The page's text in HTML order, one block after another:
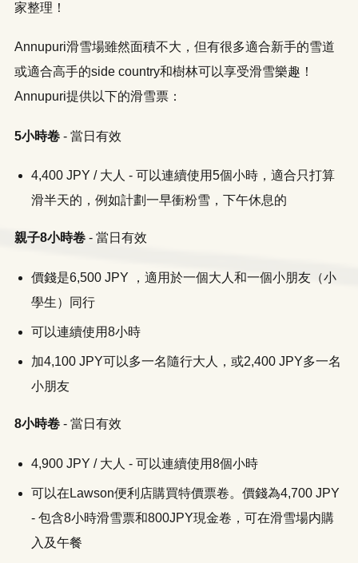
家整理！
Annupuri滑雪場雖然面積不大，但有很多適合新手的雪道
或適合高手的side country和樹林可以享受滑雪樂趣！
Annupuri提供以下的滑雪票：
5小時卷- 當日有效
4,400 JPY / 大人 - 可以連續使用5個小時，適合只打算
滑半天的，例如計劃一早衝粉雪，下午休息的
親子8小時卷- 當日有效
價錢是6,500 JPY ，適用於一個大人和一個小朋友（小
學生）同行
可以連續使用8小時
加4,100 JPY可以多一名隨行大人，或2,400 JPY多一名
小朋友
8小時卷- 當日有效
​4,900 JPY / 大人 - 可以連續使用8個小時
可以在Lawson便利店購買特價票卷。價錢為4,700 JPY
- 包含8小時滑雪票和800JPY現金卷，可在滑雪場内購
入及午餐